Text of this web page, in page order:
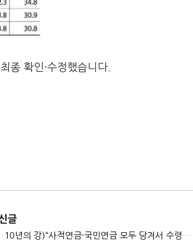
종 확인·수정했습니다.
글
(50대 퇴직…10년의 강)“사적연금·국민연금 모두 당겨서 수령해야”